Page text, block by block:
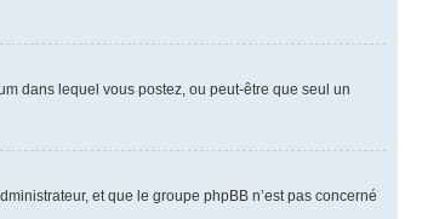
dans lequel vous postez, ou peut-être que seul un
et que le groupe phpBB n’est pas concerné